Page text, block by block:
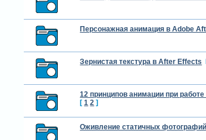
Персонажная анимация в Adobe
Зернистая текстура в After Effects
12 принципов анимации при
[ 1 2 ]
Оживление статичных